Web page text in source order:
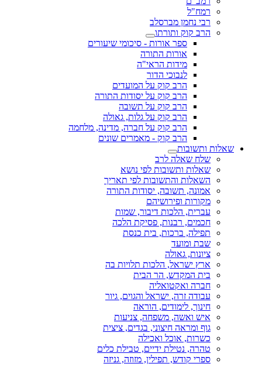
רמח"ל
רבי נחמן מברסלב
הרב קוק ותורתו
ספר אורות - סיכומי שיעורים
אורות התורה
מידות הראי"ה
לנבוכי הדור
הרב קוק על המועדים
הרב קוק על יסודות התורה
הרב קוק על תשובה
הרב קוק על גלות, גאולה
הרב קוק על חברה, מדינה, מלחמה
הרב קוק - מאמרים שונים
שאלות ותשובות
שלח שאלה לרב
שאלות ותשובות לפי נושא
השאלות והתשובות לפי תאריך
אמונה, תשובה, יסודות התורה
מקורות ופירושיהם
עברית, הלכות דיבור, שמות
חכמים, רבנות, פסיקת הלכה
תפילה, ברכות, בית כנסת
שבת ומועד
ציונות, גאולה
ארץ ישראל, הלכות תלויות בה
בית המקדש, הר הבית
חברה ואקטואליה
עבודה זרה, ישראל והגוים, גיור
חינוך, לימודים, הוראה
איש ואשה, משפחה, צניעות
גוף ומראה חיצוני, בגדים, ציצית
כשרות, אוכל ואכילה
טהרה, נטילת ידיים, טבילת כלים
ספרי קודש, תפילין, מזוזה, גניזה